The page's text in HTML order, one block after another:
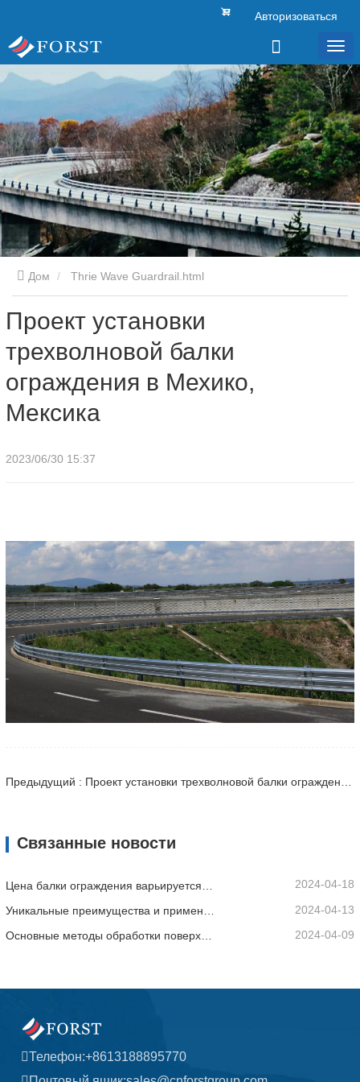
Авторизоваться
Дом Thrie Wave Guardrail.html
Проект установки
трехволновой балки
ограждения в Мехико,
Мексика
2023/06/30 15:37
Предыдущий : Проект установки трехволновой балки ограждения в Сантьяго, Чили
Связанные новости
2024-04-18
2024-04-13
Основные методы обработки поверхности балки ограждения 2024-04-09
Телефон:+8613188895770